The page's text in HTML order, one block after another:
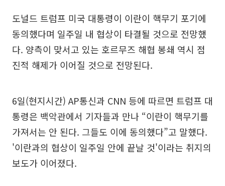
도널드 트럼프 미국 대통령이 이란이 핵무기 포기에
동의했다며 일주일 내 협상이 타결될 것으로 전망했
다. 양측이 맞서고 있는 호르무즈 해협 봉쇄 역시 점
진적 해제가 이어질 것으로 전망된다.
6일(현지시간) AP통신과 CNN 등에 따르면 트럼프 대
통령은 백악관에서 기자들과 만나 “이란이 핵무기를
가져서는 안 된다. 그들도 이에 동의했다”고 말했다.
'이란과의 협상이 일주일 안에 끝날 것'이라는 취지의
보도가 이어졌다.